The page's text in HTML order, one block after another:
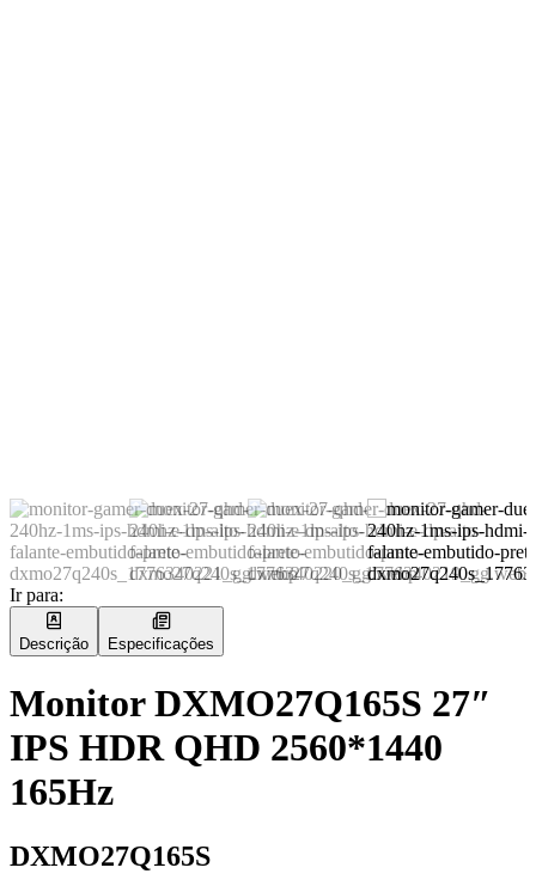
Ir para:
Descrição Especificações
Monitor DXMO27Q165S 27″
IPS HDR QHD 2560*1440
165Hz
DXMO27Q165S